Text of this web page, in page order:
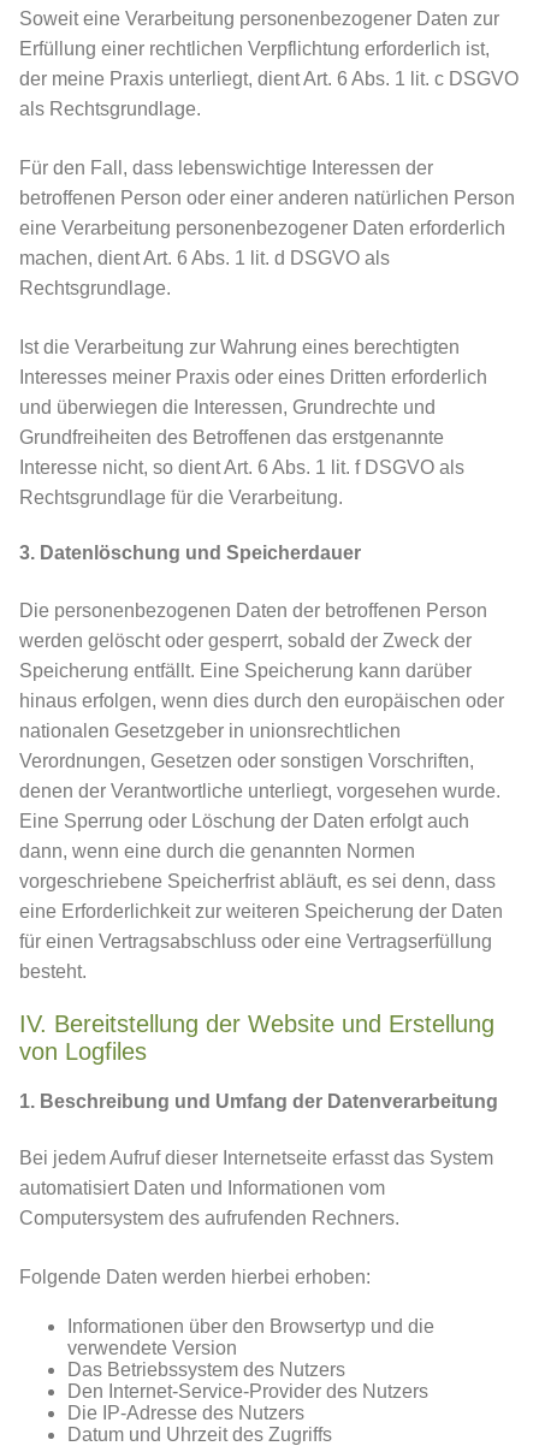
Soweit eine Verarbeitung personenbezogener Daten zur
Erfüllung einer rechtlichen Verpflichtung erforderlich ist,
der meine Praxis unterliegt, dient Art. 6 Abs. 1 lit. c DSGVO
als Rechtsgrundlage.
Für den Fall, dass lebenswichtige Interessen der
betroffenen Person oder einer anderen natürlichen Person
eine Verarbeitung personenbezogener Daten erforderlich
machen, dient Art. 6 Abs. 1 lit. d DSGVO als
Rechtsgrundlage.
Ist die Verarbeitung zur Wahrung eines berechtigten
Interesses meiner Praxis oder eines Dritten erforderlich
und überwiegen die Interessen, Grundrechte und
Grundfreiheiten des Betroffenen das erstgenannte
Interesse nicht, so dient Art. 6 Abs. 1 lit. f DSGVO als
Rechtsgrundlage für die Verarbeitung.
3. Datenlöschung und Speicherdauer
Die personenbezogenen Daten der betroffenen Person
werden gelöscht oder gesperrt, sobald der Zweck der
Speicherung entfällt. Eine Speicherung kann darüber
hinaus erfolgen, wenn dies durch den europäischen oder
nationalen Gesetzgeber in unionsrechtlichen
Verordnungen, Gesetzen oder sonstigen Vorschriften,
denen der Verantwortliche unterliegt, vorgesehen wurde.
Eine Sperrung oder Löschung der Daten erfolgt auch
dann, wenn eine durch die genannten Normen
vorgeschriebene Speicherfrist abläuft, es sei denn, dass
eine Erforderlichkeit zur weiteren Speicherung der Daten
für einen Vertragsabschluss oder eine Vertragserfüllung
besteht.
IV. Bereitstellung der Website und Erstellung
von Logfiles
1. Beschreibung und Umfang der Datenverarbeitung
Bei jedem Aufruf dieser Internetseite erfasst das System
automatisiert Daten und Informationen vom
Computersystem des aufrufenden Rechners.
Folgende Daten werden hierbei erhoben:
Informationen über den Browsertyp und die
verwendete Version
Das Betriebssystem des Nutzers
Den Internet-Service-Provider des Nutzers
Die IP-Adresse des Nutzers
Datum und Uhrzeit des Zugriffs